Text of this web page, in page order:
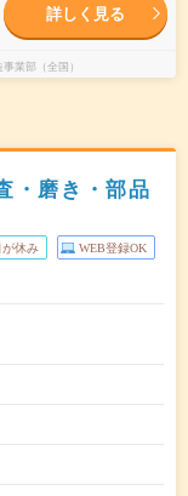
詳しく見る
業部（全国）
・磨き・部品
が休み WEB登録OK